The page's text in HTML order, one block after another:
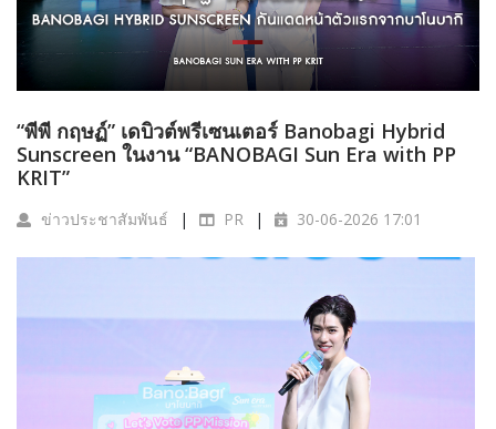
“พีพี กฤษฏ์” เดบิวต์พรีเซนเตอร์ Banobagi Hybrid
Sunscreen ในงาน “BANOBAGI Sun Era with PP
KRIT”
ข่าวประชาสัมพันธ์ PR 30-06-2026 17:01